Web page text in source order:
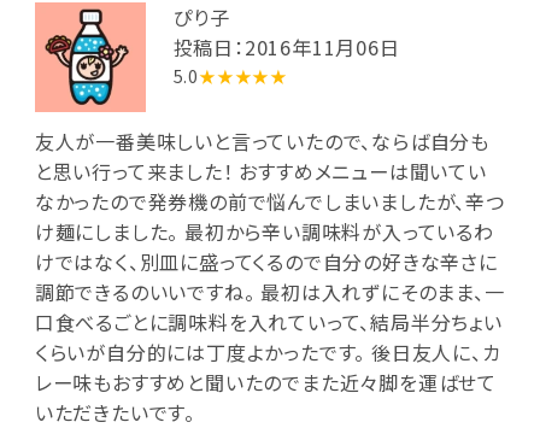
ぴり子
投稿日：2016年11月06日
5.0★★★★★
友人が一番美味しいと言っていたので、ならば自分も
と思い行って来ました！ おすすめメニューは聞いてい
なかったので発券機の前で悩んでしまいましたが、辛つ
け麺にしました。 最初から辛い調味料が入っているわ
けではなく、別皿に盛ってくるので自分の好きな辛さに
調節できるのいいですね。 最初は入れずにそのまま、一
口食べるごとに調味料を入れていって、結局半分ちょい
くらいが自分的には丁度よかったです。 後日友人に、カ
レー味もおすすめと聞いたのでまた近々脚を運ばせて
いただきたいです。